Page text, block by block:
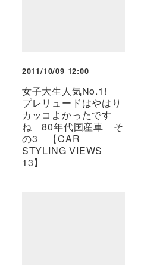
2011/10/09 12:00
女子大生人気No.1!
プレリュードはやはり
カッコよかったです
ね 80年代国産車 そ
の3 【CAR
STYLING VIEWS
13】